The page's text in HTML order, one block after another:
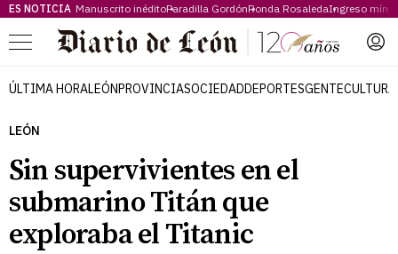
ES NOTICIA Manuscrito inéditoParadilla GordónRonda RosaledaIngreso
Menú
ÚLTIMA HORALEÓNPROVINCIASOCIEDADDEPORTESGENTECULTURA
LEÓN
Sin supervivientes en el
submarino Titán que
exploraba el Titanic